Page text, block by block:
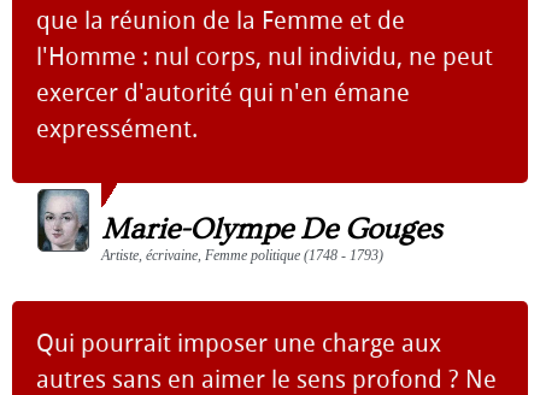
que la réunion de la Femme et de
l'Homme : nul corps, nul individu, ne peut
exercer d'autorité qui n'en émane
expressément.
Marie-Olympe De Gouges
Artiste, écrivaine, Femme politique (1748 - 1793)
Qui pourrait imposer une charge aux
autres sans en aimer le sens profond ? Ne